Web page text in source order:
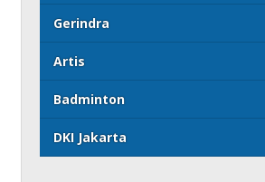
Gerindra
Artis
Badminton
DKI Jakarta